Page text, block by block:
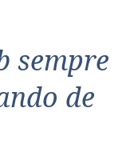
sempre
de